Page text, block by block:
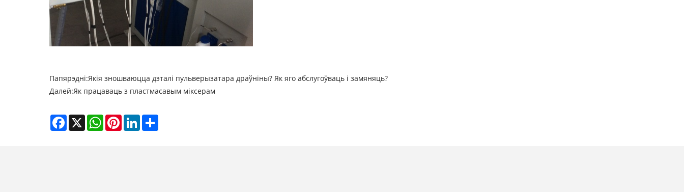
Папярэдні:Якія зношваюцца дэталі пульверызатара драўніны? Як яго абслугоўваць і замяняць?
Далей:Як працаваць з пластмасавым міксерам
Facebook
X WhatsAppPinterestLinkedIn